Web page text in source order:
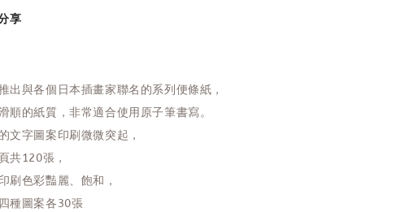
享
出與各個日本插畫家聯名的系列便條紙，
順的紙質，非常適合使用原子筆書寫。
文字圖案印刷微微突起，
共120張，
刷色彩豔麗、飽和，
種圖案各30張